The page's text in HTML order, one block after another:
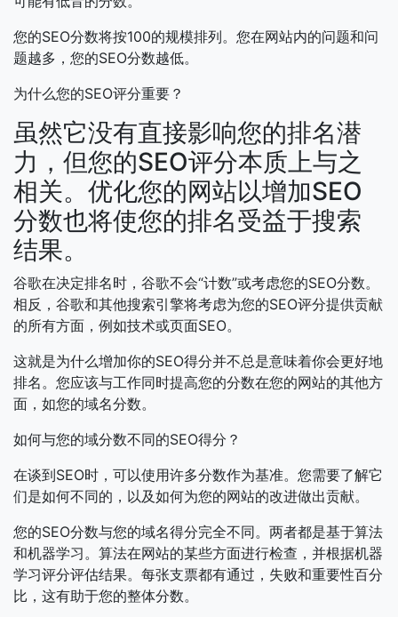
您的SEO分数将按100的规模排列。您在网站内的问题和问
题越多，您的SEO分数越低。
为什么您的SEO评分重要？
虽然它没有直接影响您的排名潜
力，但您的SEO评分本质上与之
相关。优化您的网站以增加SEO
分数也将使您的排名受益于搜索
结果。
谷歌在决定排名时，谷歌不会“计数”或考虑您的SEO分数。
相反，谷歌和其他搜索引擎将考虑为您的SEO评分提供贡献
的所有方面，例如技术或页面SEO。
这就是为什么增加你的SEO得分并不总是意味着你会更好地
排名。您应该与工作同时提高您的分数在您的网站的其他方
面，如您的域名分数。
如何与您的域分数不同的SEO得分？
在谈到SEO时，可以使用许多分数作为基准。您需要了解它
们是如何不同的，以及如何为您的网站的改进做出贡献。
您的SEO分数与您的域名得分完全不同。两者都是基于算法
和机器学习。算法在网站的某些方面进行检查，并根据机器
学习评分评估结果。每张支票都有通过，失败和重要性百分
比，这有助于您的整体分数。